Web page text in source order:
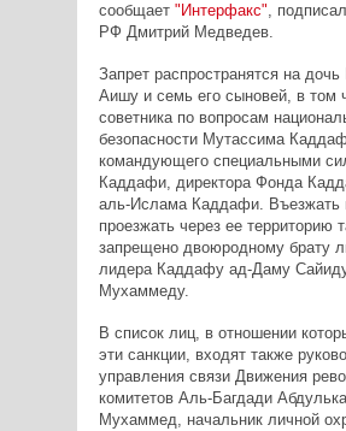
сообщает "Интерфакс",
РФ Дмитрий Медведев.
Запрет распространятся на
Аишу и семь его сыновей, в том
советника по вопросам
безопасности Мутассима
командующего специальными
Каддафи, директора Фонда
аль-Ислама Каддафи. Въезжать
проезжать через ее территорию
запрещено двоюродному брату
лидера Каддафу ад-Даму
Мухаммеду.
В список лиц, в отношении
эти санкции, входят также
управления связи Движения
комитетов Аль-Багдади
Мухаммед, начальник личной